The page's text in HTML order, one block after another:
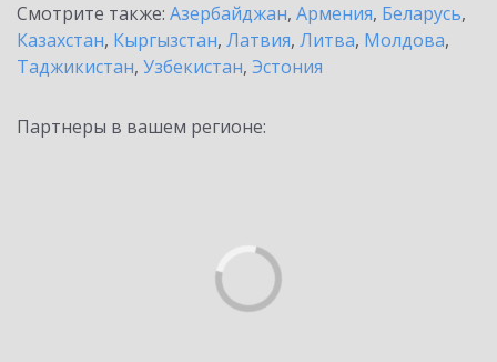
Смотрите также: Азербайджан, Армения, Беларусь,
Казахстан, Кыргызстан, Латвия, Литва, Молдова,
Таджикистан, Узбекистан, Эстония
Партнеры в вашем регионе: